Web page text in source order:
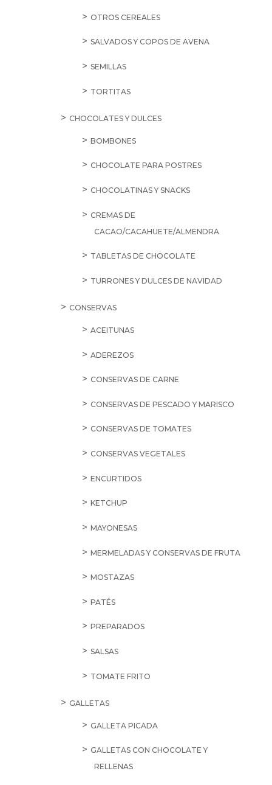
OTROS CEREALES
SALVADOS Y COPOS DE AVENA
SEMILLAS
TORTITAS
CHOCOLATES Y DULCES
BOMBONES
CHOCOLATE PARA POSTRES
CHOCOLATINAS Y SNACKS
CREMAS DE
CACAO/CACAHUETE/ALMENDRA
TABLETAS DE CHOCOLATE
TURRONES Y DULCES DE NAVIDAD
CONSERVAS
ACEITUNAS
ADEREZOS
CONSERVAS DE CARNE
CONSERVAS DE PESCADO Y MARISCO
CONSERVAS DE TOMATES
CONSERVAS VEGETALES
ENCURTIDOS
KETCHUP
MAYONESAS
MERMELADAS Y CONSERVAS DE FRUTA
MOSTAZAS
PATÉS
PREPARADOS
SALSAS
TOMATE FRITO
GALLETAS
GALLETA PICADA
GALLETAS CON CHOCOLATE Y
RELLENAS